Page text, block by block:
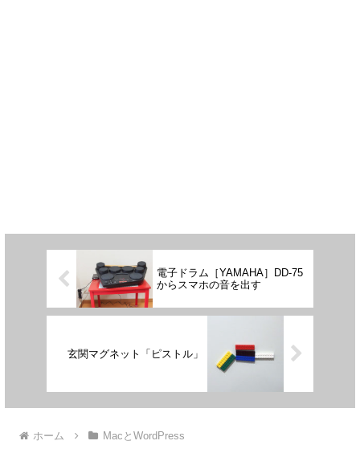
電子ドラム［YAMAHA］DD-75
からスマホの音を出す
玄関マグネット「ピストル」
ホーム MacとWordPress